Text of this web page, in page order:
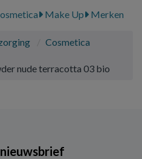
Make Up Merken
Cosmetica
nude terracotta 03 bio